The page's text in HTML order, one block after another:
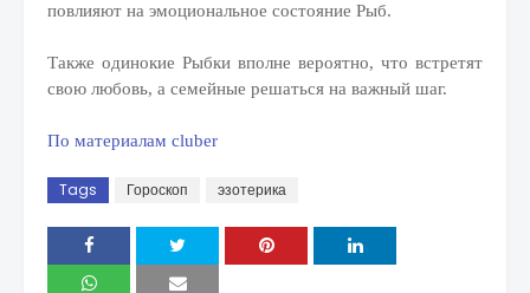
повлияют на эмоциональное состояние Рыб.
Также одинокие Рыбки вполне вероятно, что встретят
свою любовь, а семейные решаться на важный шаг.
По материалам cluber
Tags Гороскоп эзотерика